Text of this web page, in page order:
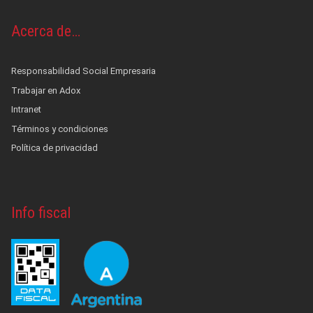
Acerca de…
Responsabilidad Social Empresaria
Trabajar en Adox
Intranet
Términos y condiciones
Política de privacidad
Info fiscal